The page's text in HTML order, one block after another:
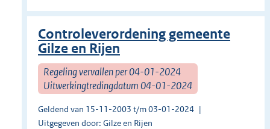
Controleverordening gemeente
Gilze en Rijen
Regeling vervallen per 04-01-2024
Uitwerkingtredingdatum 04-01-2024
Geldend van 15-11-2003 t/m 03-01-2024
Uitgegeven door: Gilze en Rijen